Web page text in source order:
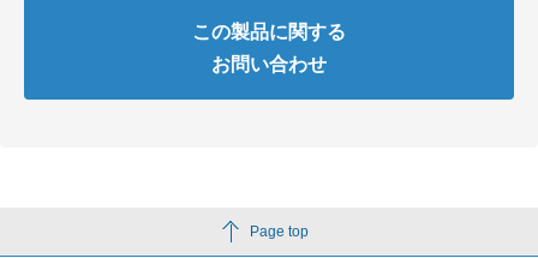
この製品に関する
お問い合わせ
Page top